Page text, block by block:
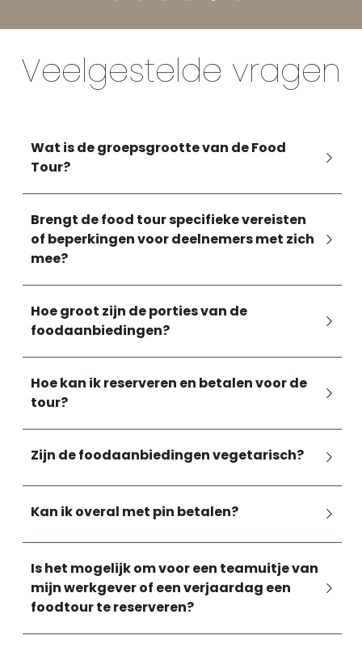
Veelgestelde vragen
Wat is de groepsgrootte van de Food
Tour?
Brengt de food tour specifieke vereisten
of beperkingen voor deelnemers met zich
mee?
Hoe groot zijn de porties van de
foodaanbiedingen?
Hoe kan ik reserveren en betalen voor de
tour?
Zijn de foodaanbiedingen vegetarisch?
Kan ik overal met pin betalen?
Is het mogelijk om voor een teamuitje van
mijn werkgever of een verjaardag een
foodtour te reserveren?